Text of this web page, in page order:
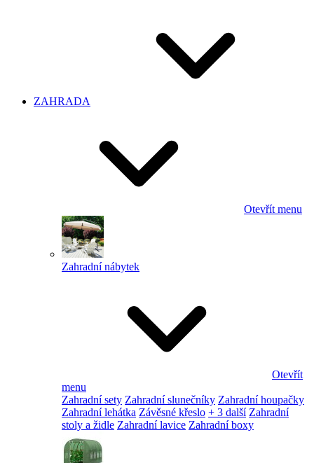
ZAHRADA
Otevřít menu
Zahradní nábytek
Otevřít
menu
Zahradní sety Zahradní slunečníky Zahradní houpačky
Zahradní lehátka Závěsné křeslo + 3 další Zahradní
stoly a židle Zahradní lavice Zahradní boxy